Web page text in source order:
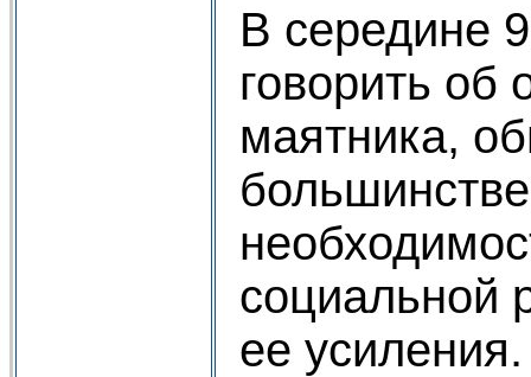
В середине
говорить об
маятника,
социальной
ее усиления.